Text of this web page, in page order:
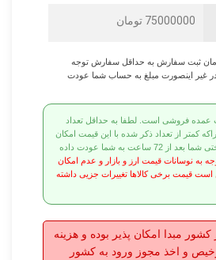
75000000 تومان
ثبت سفارش به حداقل سفارش توجه
در غیر اینصورت مبلغ به حساب شما عودت
عمده فروشی است. لطفا به حداقل تعداد
کمتر از تعداد ذکر شده با این قیمت امکان
فروش نبوده و وجه پرداختی شما بعد از 72 ساعت به شما عودت داده
به نوسانات قیمت ارز و بازار و عدم امکان
قیمت برخی کالاها تغییرات جزیی داشته
مبدا امکان پذیر بوده و هزینه
و اخذ مجوز ورود به کشور